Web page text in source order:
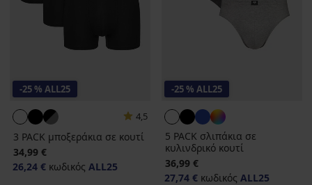
-25 % ALL25
4,5
3 PACK μποξεράκια σε κουτί
34,99 €
26,24 € κωδικός ALL25
-25 % ALL25
5 PACK σλιπάκια σε
κυλινδρικό κουτί
36,99 €
27,74 € κωδικός ALL25